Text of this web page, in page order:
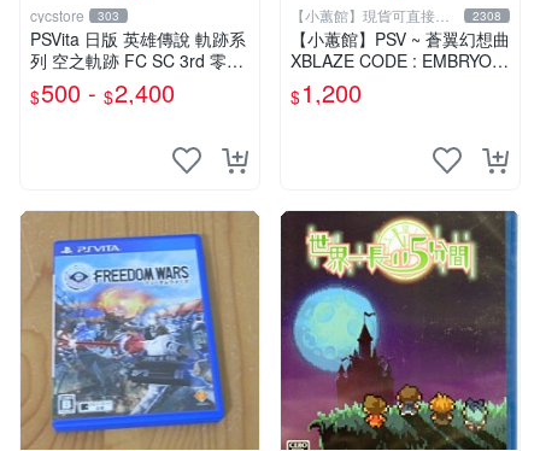
cycstore 303
PSVita 日版 英雄傳說 軌跡系
列 空之軌跡 FC SC 3rd 零之
軌跡 碧之軌跡 Evolution PSV
$500 - $2,400
【小蕙館】現貨可直接下
標
2308
【小蕙館】PSV ~ 蒼翼幻想曲
XBLAZE CODE : EMBRYO
(純日版)
$1,200